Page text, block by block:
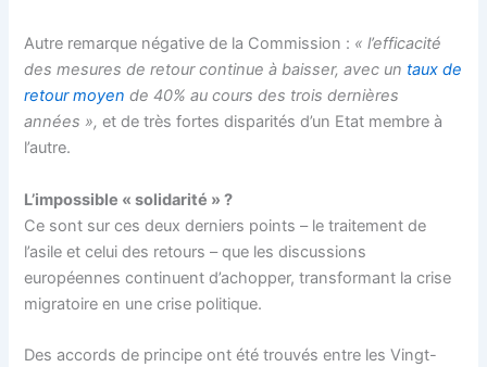
Autre remarque négative de la Commission : « l’efficacité
des mesures de retour continue à baisser, avec un taux de
retour moyen de 40% au cours des trois dernières
années », et de très fortes disparités d’un Etat membre à
l’autre.
L’impossible « solidarité » ?
Ce sont sur ces deux derniers points – le traitement de
l’asile et celui des retours – que les discussions
européennes continuent d’achopper, transformant la crise
migratoire en une crise politique.
Des accords de principe ont été trouvés entre les Vingt-